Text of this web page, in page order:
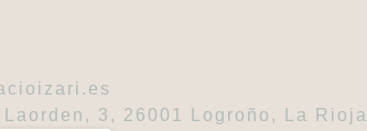
3, 26001 Logroño, La Rioja